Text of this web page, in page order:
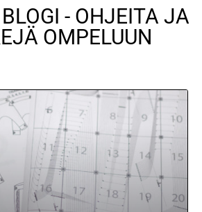
- OHJEITA JA
OMPELUUN